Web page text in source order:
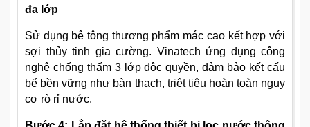
đa lớp
Sử dụng bê tông thương phẩm mác cao kết hợp với
sợi thủy tinh gia cường. Vinatech ứng dụng công
nghệ chống thấm 3 lớp độc quyền, đảm bảo kết cấu
bể bền vững như bàn thạch, triệt tiêu hoàn toàn nguy
cơ rò rỉ nước.